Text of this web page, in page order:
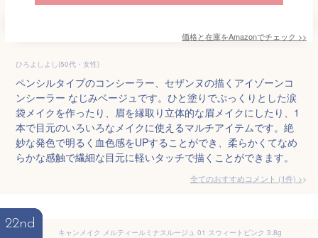
価格と在庫をAmazonでチェック >>
ひろよしよし(50代・女性)
ペンシルタイプのコンシーラー、セザンヌの描くアイゾーンコ
ンシーラー なじみベージュです。ひと塗りでぷっくりとした涙
袋メイクを作ったり、眉を縁取り立体的な眉メイクにしたり、1
本で目元のいろいろなメイクに使えるマルチアイテムです。絶
妙な発色で明るく血色感をUPすることができ、柔らかくてなめ
らかな感触で繊細な目元に軽いタッチで描くことができます。
全てのおすすめコメント (1件) >
22nd
キャンメイク メルティールミナスルージュ 01 スウィートピンク 3.8g